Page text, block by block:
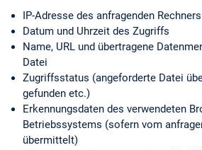
IP-Adresse des anfragenden Rechners
Datum und Uhrzeit des Zugriffs
Name, URL und übertragene
Datei
Zugriffsstatus (angeforderte Datei
gefunden etc.)
Erkennungs­daten des verwendeten
Betriebssystems (sofern vom
übermittelt)